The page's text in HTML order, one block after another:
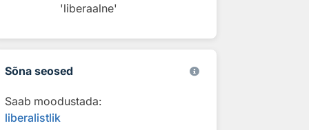
'liberaalne'
Sõna seosed
Saab moodustada:
liberalistlik